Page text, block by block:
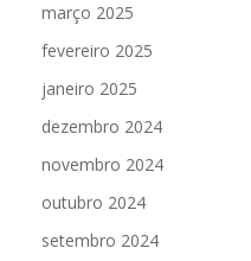
março 2025
fevereiro 2025
janeiro 2025
dezembro 2024
novembro 2024
outubro 2024
setembro 2024